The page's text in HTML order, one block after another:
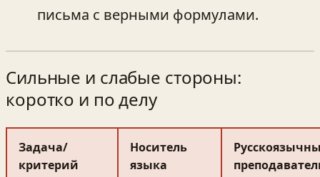
письма с верными формулами.
Сильные и слабые стороны:
коротко и по делу
Задача/
критерий
Носитель
языка